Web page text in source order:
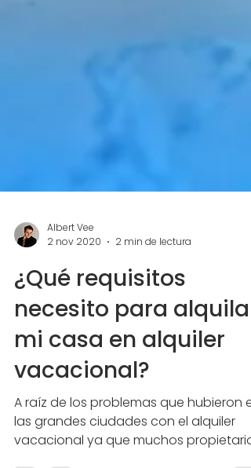
Albert Vee
2 nov 2020
2 min de lectura
¿Qué requisitos
necesito para alquilar
mi casa en alquiler
vacacional?
A raíz de los problemas que hubieron